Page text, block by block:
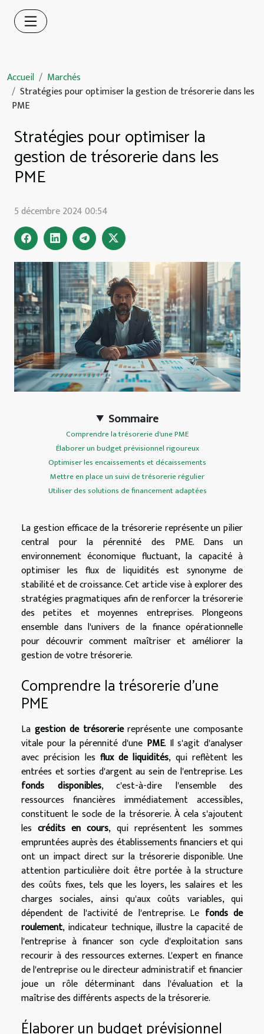
Accueil
Marchés
Stratégies pour optimiser la gestion de trésorerie dans les
PME
Stratégies pour optimiser la
gestion de trésorerie dans les
PME
5 décembre 2024 00:54
Sommaire
Comprendre la trésorerie d'une PME
Élaborer un budget prévisionnel rigoureux
Optimiser les encaissements et décaissements
Mettre en place un suivi de trésorerie régulier
Utiliser des solutions de financement adaptées
La gestion efficace de la trésorerie représente un pilier
central pour la pérennité des PME. Dans un
environnement économique fluctuant, la capacité à
optimiser les flux de liquidités est synonyme de
stabilité et de croissance. Cet article vise à explorer des
stratégies pragmatiques afin de renforcer la trésorerie
des petites et moyennes entreprises. Plongeons
ensemble dans l'univers de la finance opérationnelle
pour découvrir comment maîtriser et améliorer la
gestion de votre trésorerie.
Comprendre la trésorerie d'une
PME
La gestion de trésoreriereprésente une composante
vitale pour la pérennité d'une PME. Il s'agit d'analyser
avec précision les flux de liquidités, qui reflètent les
entrées et sorties d'argent au sein de l'entreprise. Les
fonds disponibles, c'est-à-dire l'ensemble des
ressources financières immédiatement accessibles,
constituent le socle de la trésorerie. À cela s'ajoutent
lescrédits en cours, qui représentent les sommes
empruntées auprès des établissements financiers et qui
ont un impact direct sur la trésorerie disponible. Une
attention particulière doit être portée à la structure
des coûts fixes, tels que les loyers, les salaires et les
charges sociales, ainsi qu'aux coûts variables, qui
dépendent de l'activité de l'entreprise. Le fonds de
roulement, indicateur technique, illustre la capacité de
l'entreprise à financer son cycle d'exploitation sans
recourir à des ressources externes. L'expert en finance
de l'entreprise ou le directeur administratif et financier
joue un rôle déterminant dans l'évaluation et la
maîtrise des différents aspects de la trésorerie.